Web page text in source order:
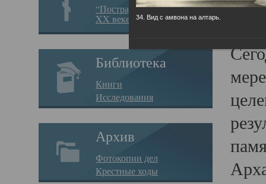
“Пострадавшие за веру в
XX веке на Севере”
Библиотека
Книги
Исследования
Архив
Фотокопии дел
Крестные ходы
34. Вид с амвона на алтарь.